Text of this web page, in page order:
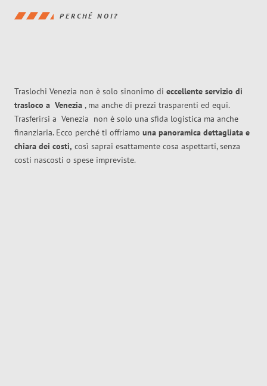
PERCHÉ NOI?
Traslochi Venezia non è solo sinonimo di eccellente servizio di
trasloco a Venezia , ma anche di prezzi trasparenti ed equi.
Trasferirsi a Venezia non è solo una sfida logistica ma anche
finanziaria. Ecco perché ti offriamo una panoramica dettagliata e
chiara dei costi, così saprai esattamente cosa aspettarti, senza
costi nascosti o spese impreviste.